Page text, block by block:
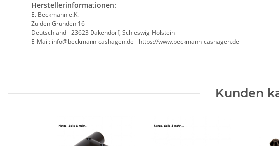
Herstellerinformationen:
E. Beckmann e.K.
Zu den Gründen 16
Deutschland - 23623 Dakendorf, Schleswig-Holstein
E-Mail: info@beckmann-cashagen.de - https://www.beckmann-cashagen.de
Kunden